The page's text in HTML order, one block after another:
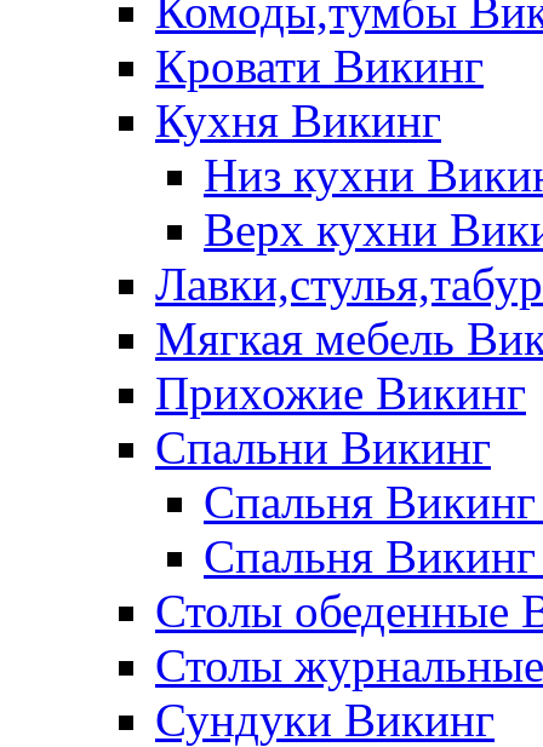
Комоды,тумбы
Кровати Викинг
Кухня Викинг
Низ кухни
Верх кухни
Мягкая мебель
Прихожие Викинг
Спальни Викинг
Спальня
Спальня
Столы обеденные
Столы
Сундуки Викинг